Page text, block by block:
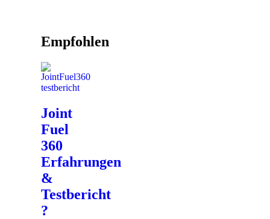
Empfohlen
Joint
Fuel
360
Erfahrungen
&
Testbericht
?